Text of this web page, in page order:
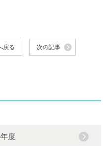
戻る 次の記事
度